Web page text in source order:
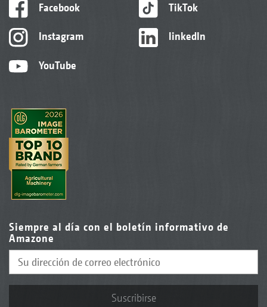
Facebook
Instagram
YouTube
TikTok
linkedIn
Siempre al día con el boletín informativo de
Amazone
Suscribirse